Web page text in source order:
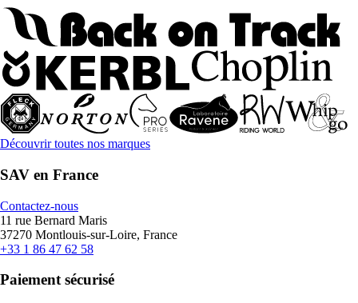
Découvrir toutes nos marques
SAV en France
Contactez-nous
11 rue Bernard Maris
37270 Montlouis-sur-Loire, France
+33 1 86 47 62 58
Paiement sécurisé